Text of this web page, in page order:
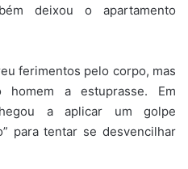
deixou o apartamento
ferimentos pelo corpo, mas
a estuprasse. Em
a aplicar um golpe
para tentar se desvencilhar